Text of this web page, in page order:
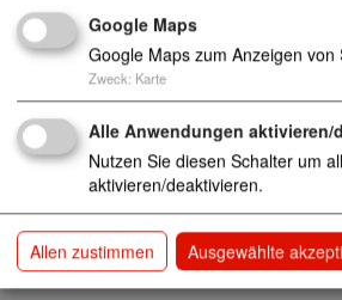
Solitäre Tages- und/oder
n nach § 41 SGB XI
Anzahl Plätze: 16
Google Maps
Google Maps zum Anzeigen von
Zweck: Karte
Alle Anwendungen aktivieren/
Nutzen Sie diesen Schalter um
aktivieren/deaktivieren.
Allen zustimmen Ausgewählte